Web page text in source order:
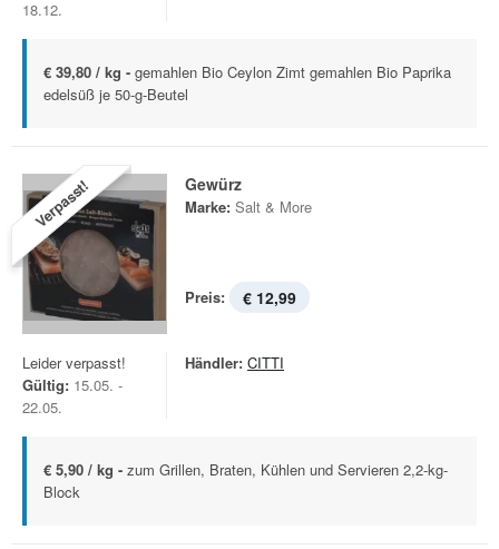
18.12.
€ 39,80 / kg - gemahlen Bio Ceylon Zimt gemahlen Bio Paprika
edelsüß je 50-g-Beutel
Verpasst! Gewürz
Marke: Salt & More
Preis: € 12,99
Leider verpasst!
Gültig: 15.05. -
22.05.
Händler: CITTI
€ 5,90 / kg - zum Grillen, Braten, Kühlen und Servieren 2,2-kg-
Block